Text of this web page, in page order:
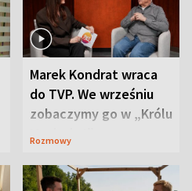
Marek Kondrat wraca
do TVP. We wrześniu
zobaczymy go w „Królu
Maciusiu I”
Rozmowy